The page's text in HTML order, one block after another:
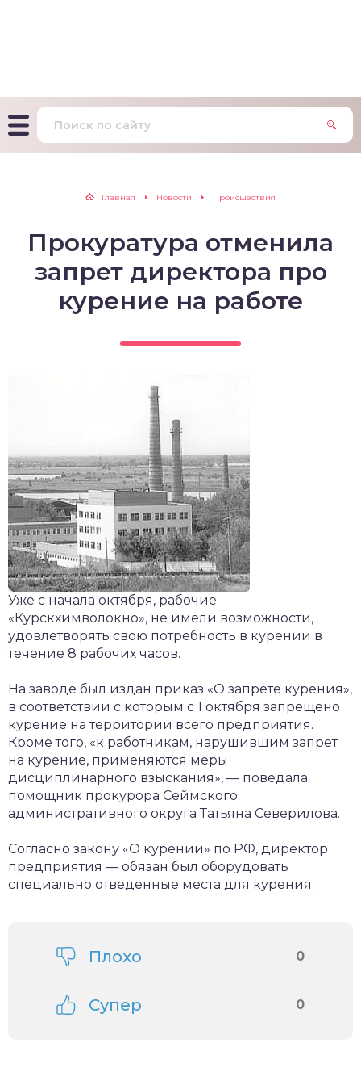
Главная Новости Происшествия
Прокуратура отменила
запрет директора про
курение на работе
Уже с начала октября, рабочие
«Курскхимволокно», не имели возможности,
удовлетворять свою потребность в курении в
течение 8 рабочих часов.
На заводе был издан приказ «О запрете курения»,
в соответствии с которым с 1 октября запрещено
курение на территории всего предприятия.
Кроме того, «к работникам, нарушившим запрет
на курение, применяются меры
дисциплинарного взыскания», — поведала
помощник прокурора Сеймского
административного округа Татьяна Северилова.
Согласно закону «О курении» по РФ, директор
предприятия — обязан был оборудовать
специально отведенные места для курения.
Плохо 0
Супер 0
на определение типа
поведения
зависимости
курильщика –
расчет